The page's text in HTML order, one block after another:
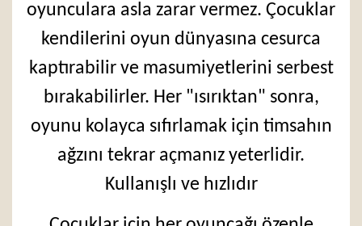
oyunculara asla zarar vermez. Çocuklar
kendilerini oyun dünyasına cesurca
kaptırabilir ve masumiyetlerini serbest
bırakabilirler. Her "ısırıktan" sonra,
oyunu kolayca sıfırlamak için timsahın
ağzını tekrar açmanız yeterlidir.
Kullanışlı ve hızlıdır